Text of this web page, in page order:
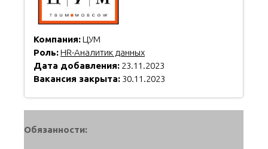
Компания:ЦУМ
Роль:HR-Аналитик данных
Дата добавления: 23.11.2023
Вакансия закрыта: 30.11.2023
Обязанности: